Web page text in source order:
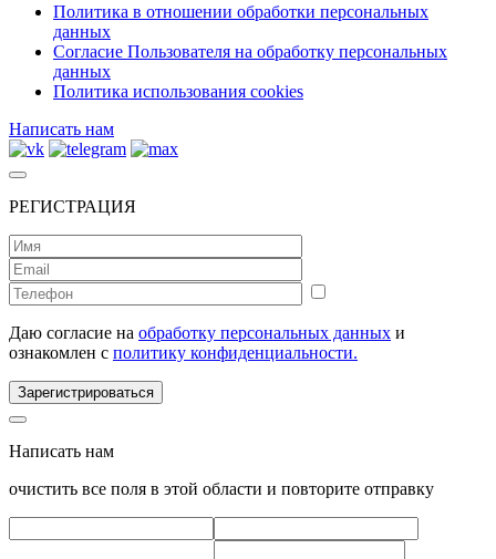
Политика в отношении обработки персональных
данных
Согласие Пользователя на обработку персональных
данных
Политика использования cookies
Написать нам
РЕГИСТРАЦИЯ
Даю согласие на обработку персональных данных и
ознакомлен с политику конфиденциальности.
Зарегистрироваться
Написать нам
очистить все поля в этой области и повторите отправку